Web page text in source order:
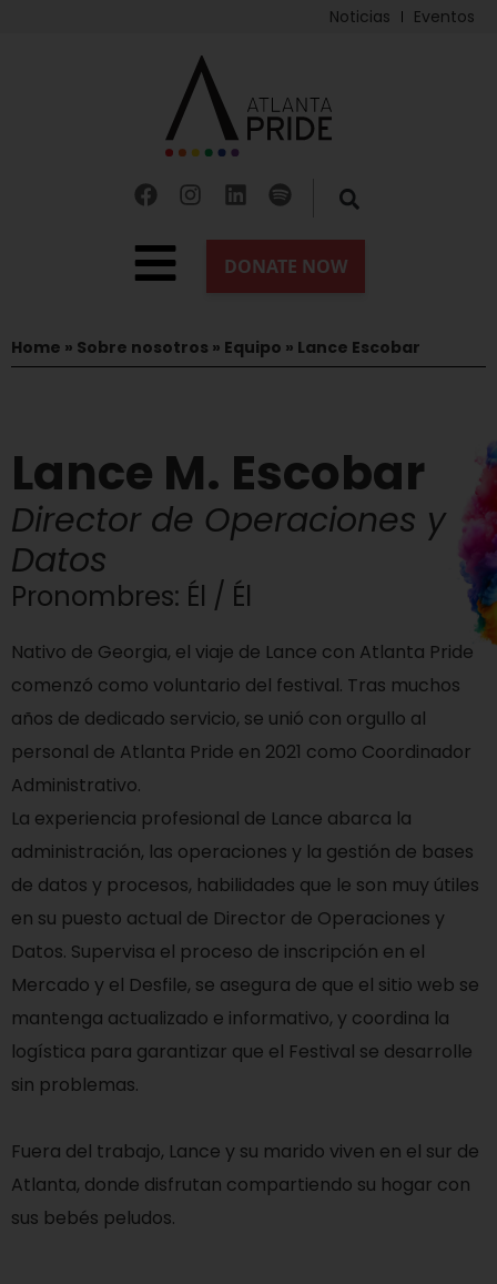
Noticias Eventos
Home » Sobre nosotros » Equipo » Lance Escobar
Lance M. Escobar
Director de Operaciones y
Datos
Pronombres: Él / Él
Nativo de Georgia, el viaje de Lance con Atlanta Pride
comenzó como voluntario del festival. Tras muchos
años de dedicado servicio, se unió con orgullo al
personal de Atlanta Pride en 2021 como Coordinador
Administrativo.
La experiencia profesional de Lance abarca la
administración, las operaciones y la gestión de bases
de datos y procesos, habilidades que le son muy útiles
en su puesto actual de Director de Operaciones y
Datos. Supervisa el proceso de inscripción en el
Mercado y el Desfile, se asegura de que el sitio web se
mantenga actualizado e informativo, y coordina la
logística para garantizar que el Festival se desarrolle
sin problemas.
Fuera del trabajo, Lance y su marido viven en el sur de
Atlanta, donde disfrutan compartiendo su hogar con
sus bebés peludos.